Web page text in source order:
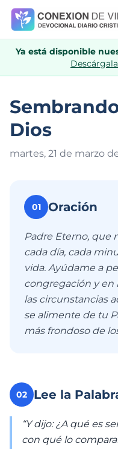
Ya está disponible
Dios
martes, 21 de marzo
01 Oración
Padre Eterno, que
cada día, cada
vida. Ayúdame a
congregación y en
las circunstancias
se alimente de tu
más frondoso de
02 Lee la
“Y dijo: ¿A qué es
con qué lo